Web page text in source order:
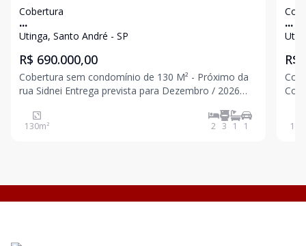
Cobertura
...
Utinga, Santo André - SP
R$ 690.000,00
Cobertura sem condomínio de 130 M² - Próximo da
rua Sidnei Entrega prevista para Dezembro / 2026
suíte 1 banheiro Sala Cozinha Acesso interno para
cobertura Parcialmente coberta Lavabo Área
130m² 2 3 1 1
...
R$
Cozinha - piso
134